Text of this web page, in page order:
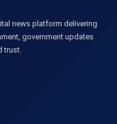
news platform delivering
government updates
trust.